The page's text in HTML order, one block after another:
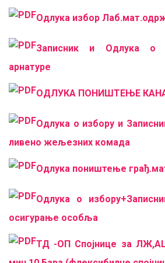
Одлука избор
Записник и Одлука о
арнатуре
ОДЛУКА ПОНИШТЕЊЕ
Oдлука о избору и
ливено жељезних комада
Одлука поништење
Одлука о
осигурање особља
ТД -ОП Спојнице за